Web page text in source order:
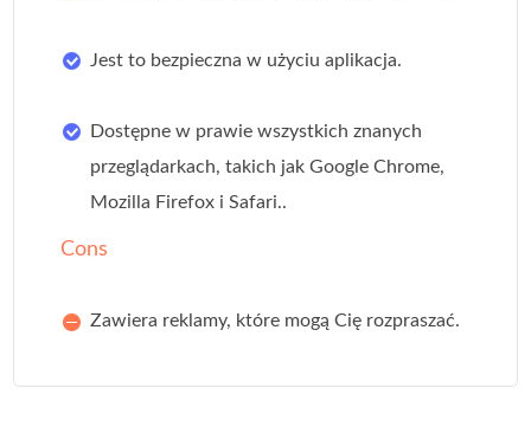
Jest to bezpieczna w użyciu aplikacja.
Dostępne w prawie wszystkich znanych
przeglądarkach, takich jak Google Chrome,
Mozilla Firefox i Safari..
Cons
Zawiera reklamy, które mogą Cię rozpraszać.